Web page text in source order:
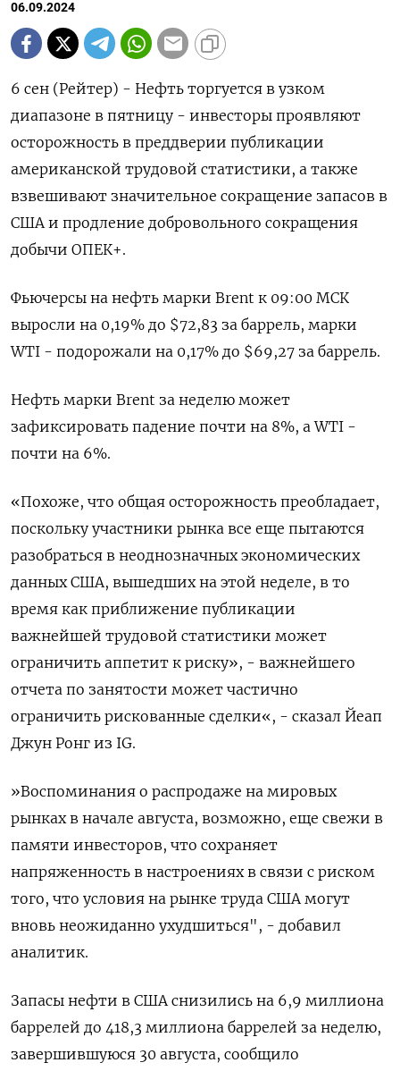
06.09.2024
6 сен (Рейтер) - Нефть торгуется в узком
диапазоне в пятницу - инвесторы проявляют
осторожность в преддверии публикации
американской трудовой статистики, а также
взвешивают значительное сокращение запасов в
США и продление добровольного сокращения
добычи ОПЕК+.
Фьючерсы на нефть марки Brent к 09:00 МСК
выросли на 0,19% до $72,83 за баррель, марки
WTI - подорожали на 0,17% до $69,27 за баррель.
Нефть марки Brent за неделю может
зафиксировать падение почти на 8%, а WTI -
почти на 6%.
«Похоже, что общая осторожность преобладает,
поскольку участники рынка все еще пытаются
разобраться в неоднозначных экономических
данных США, вышедших на этой неделе, в то
время как приближение публикации
важнейшей трудовой статистики может
ограничить аппетит к риску», - важнейшего
отчета по занятости может частично
ограничить рискованные сделки«, - сказал Йеап
Джун Ронг из IG.
»Воспоминания о распродаже на мировых
рынках в начале августа, возможно, еще свежи в
памяти инвесторов, что сохраняет
напряженность в настроениях в связи с риском
того, что условия на рынке труда США могут
вновь неожиданно ухудшиться", - добавил
аналитик.
Запасы нефти в США снизились на 6,9 миллиона
баррелей до 418,3 миллиона баррелей за неделю,
завершившуюся 30 августа, сообщило